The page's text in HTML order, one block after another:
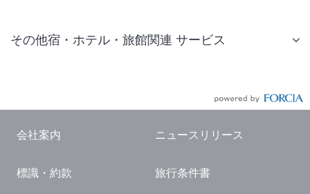
その他宿・ホテル・旅館関連 サービス
国内観光ガイド
会社案内 ニュースリリース
標識・約款 旅行条件書